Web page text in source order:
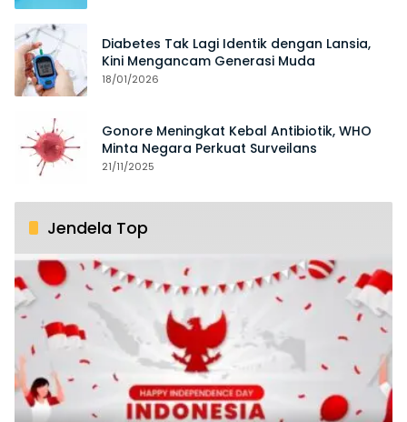
Diabetes Tak Lagi Identik dengan Lansia,
Kini Mengancam Generasi Muda
18/01/2026
Gonore Meningkat Kebal Antibiotik, WHO
Minta Negara Perkuat Surveilans
21/11/2025
Jendela Top